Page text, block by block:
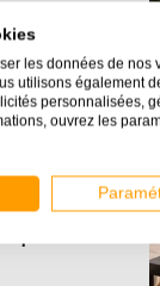
entre 2
Le limon peut
de 27 mm
faut 3 limons pour
les données de nos
utilisons également
personnalisées,
ouvrez les